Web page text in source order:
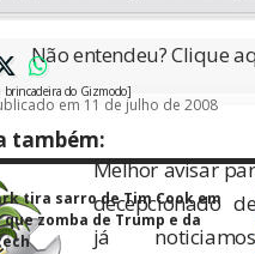
Não entendeu? Clique
brincadeira do Gizmodo]
também:
tira sarro de Tim Cook em
zomba de Trump e da
em 11 de julho de 2008
Melhor avisar
decepcionado
já noticiamos